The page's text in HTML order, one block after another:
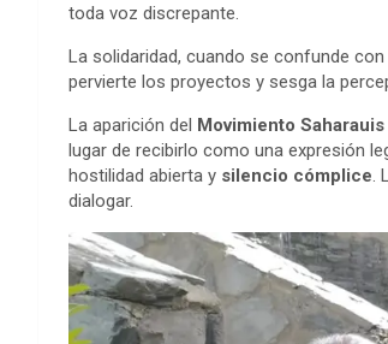
toda voz discrepante.
La solidaridad, cuando se confunde
pervierte los proyectos y sesga la
La aparición del Movimiento
lugar de recibirlo como una expresión
hostilidad abierta y silencio cómplice.
dialogar.